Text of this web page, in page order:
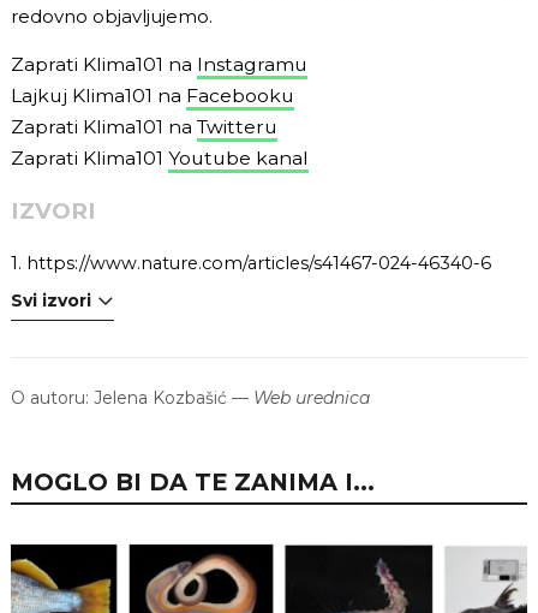
redovno objavljujemo.
Zaprati Klima101 na Instagramu
Lajkuj Klima101 na Facebooku
Zaprati Klima101 na Twitteru
Zaprati Klima101 Youtube kanal
IZVORI
1. https://www.nature.com/articles/s41467-024-46340-6
Svi izvori
O autoru: Jelena Kozbašić — Web urednica
MOGLO BI DA TE ZANIMA I...